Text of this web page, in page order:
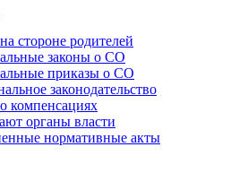
стороне родителей
законы о СО
приказы о СО
законодательство
компенсациях
органы власти
нормативные акты